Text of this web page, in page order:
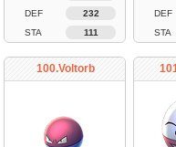
DEF
232
STA
111
DEF
STA
100.Voltorb